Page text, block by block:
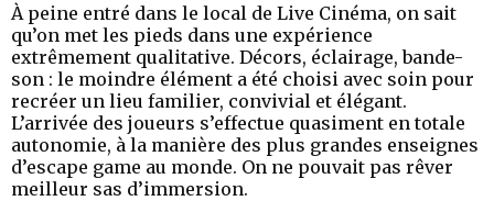
À peine entré dans le local de Live Cinéma, on sait
qu’on met les pieds dans une expérience
extrêmement qualitative. Décors, éclairage, bande-
son : le moindre élément a été choisi avec soin pour
recréer un lieu familier, convivial et élégant.
L’arrivée des joueurs s’effectue quasiment en totale
autonomie, à la manière des plus grandes enseignes
d’escape game au monde. On ne pouvait pas rêver
meilleur sas d’immersion.